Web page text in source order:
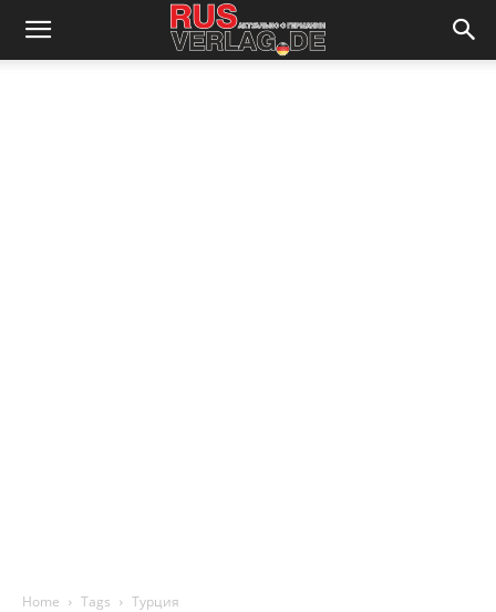
Home Tags Турция